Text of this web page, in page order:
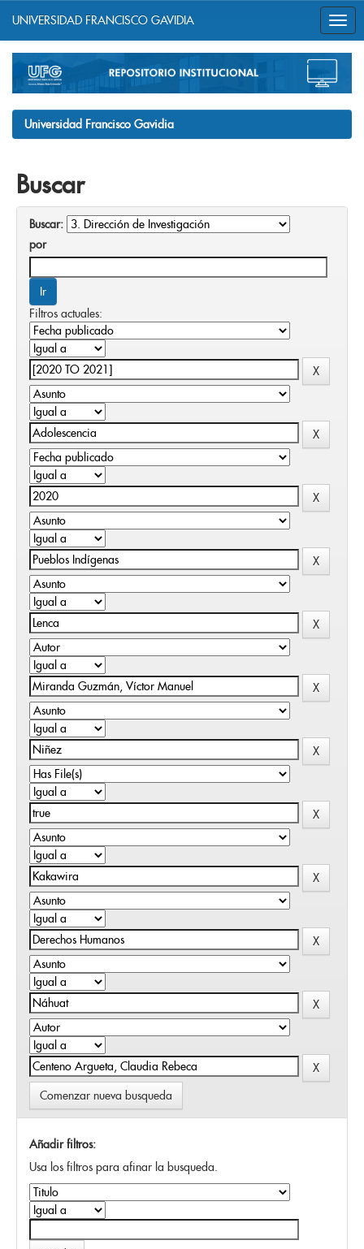
navigation
UNIVERSIDAD FRANCISCO GAVIDIA
Universidad Francisco Gavidia
Buscar
Buscar:
por
Filtros actuales:
Comenzar nueva busqueda
Añadir filtros:
Usa los filtros para afinar la busqueda.